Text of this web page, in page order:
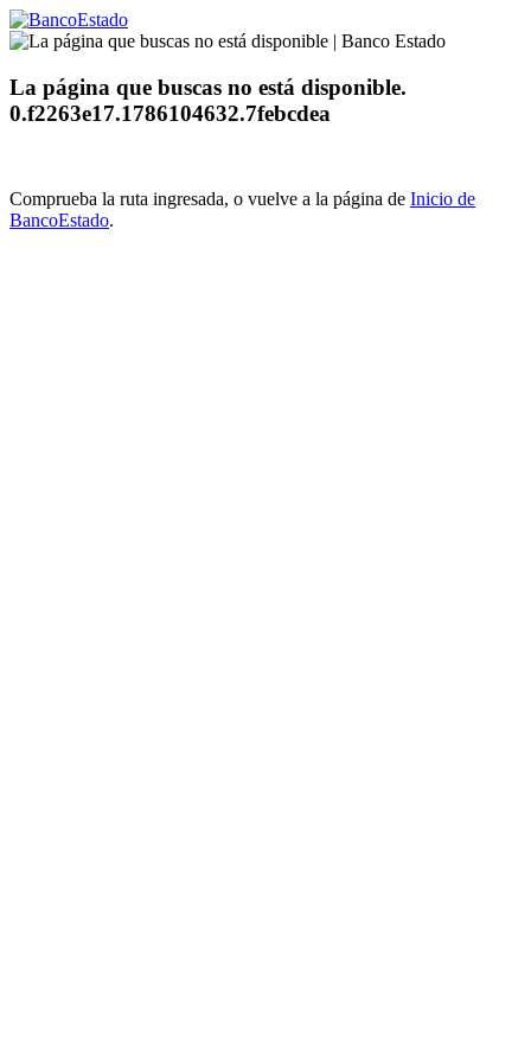
La página que buscas no está disponible.
0.f2263e17.1786104632.7febcdea
Comprueba la ruta ingresada, o vuelve a la página de Inicio de
BancoEstado.